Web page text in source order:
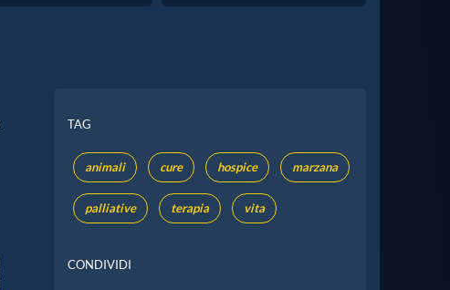
TAG
animali cure hospice marzana
palliative terapia vita
CONDIVIDI